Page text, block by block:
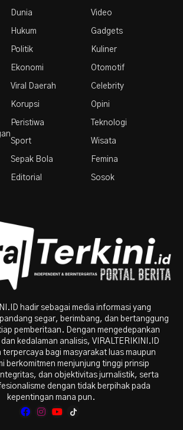
Dunia
Hukum
Politik
Ekonomi
Viral Daerah
Korupsi
Peristiwa
Sport
Sepak Bola
Editorial
Video
Gadgets
Kuliner
Otomotif
Celebrity
Opini
Teknologi
Wisata
Femina
Sosok
hadir sebagai media informasi yang
segar, berimbang, dan bertanggung
pemberitaan. Dengan mengedepankan
kedalaman analisis, VIRALTERIKINI.ID
terpercaya bagi masyarakat luas maupun
berkomitmen menjunjung tinggi prinsip
dan objektivitas jurnalistik, serta
dengan tidak berpihak pada
kepentingan mana pun.